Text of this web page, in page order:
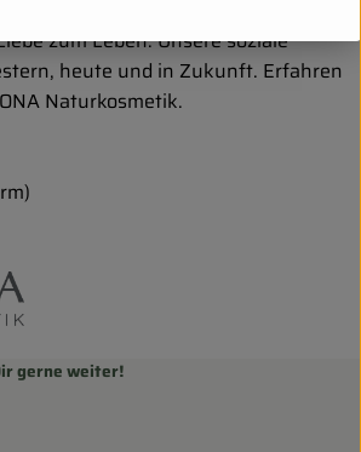
zum Leben. Unsere soziale
heute und in Zukunft. Erfahren
Naturkosmetik.
gerne weiter!